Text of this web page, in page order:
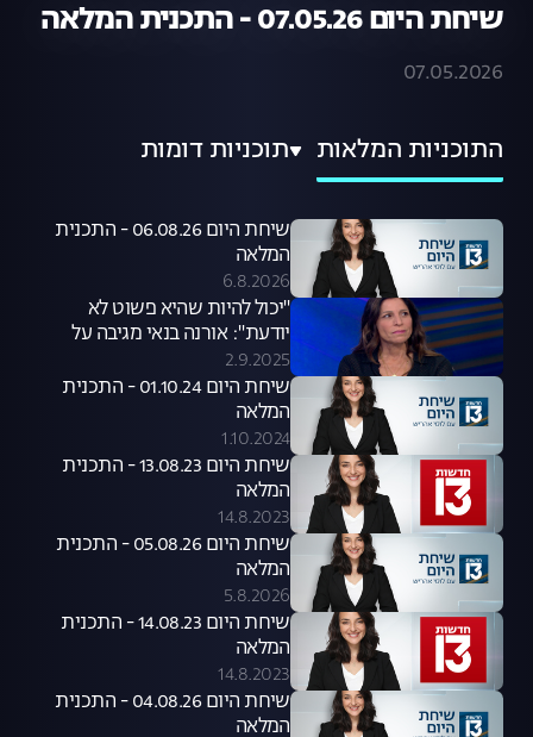
שיחת היום 07.05.26 - התכנית המלאה
07.05.2026
התוכניות המלאות תוכניות דומות
שיחת היום 06.08.26 - התכנית
המלאה
6.8.2026
"יכול להיות שהיא פשוט לא
יודעת": אורנה בנאי מגיבה על
סערת קניית הכלבים שעוררה קרן
פלס
2.9.2025
שיחת היום 01.10.24 - התכנית
המלאה
1.10.2024
שיחת היום 13.08.23 - התכנית
המלאה
14.8.2023
שיחת היום 05.08.26 - התכנית
המלאה
5.8.2026
שיחת היום 14.08.23 - התכנית
המלאה
14.8.2023
שיחת היום 04.08.26 - התכנית
המלאה